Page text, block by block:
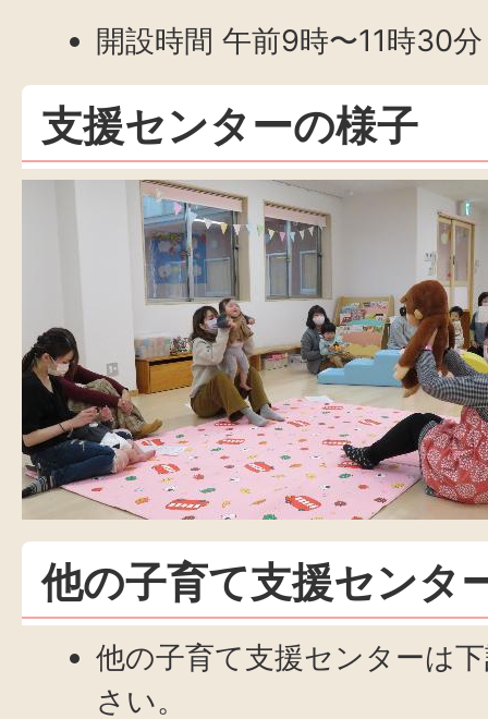
開設時間 午前9時〜11時30
支援センターの様子
他の子育て支援センタ
他の子育て支援センターは
さい。